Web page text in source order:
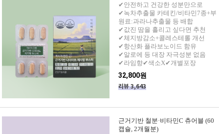
✔안전하고 건강한 성분만으로
✔녹차추출물 카테킨/비타민7종+부
원료:과라나추출물 등 배합
✔값진 땀을 흘리고 싶다면 추천
✔체지방감소+콜레스테롤 개선
✔항산화 플라보노이드 함유
✔알로에 등 대장 자극성분 없음
✔라임향✔색소X✔개별포장
32,800원
리뷰 3,643
근거기반 철분·비타민C 츄어블 (60
캡슐, 2개월분)